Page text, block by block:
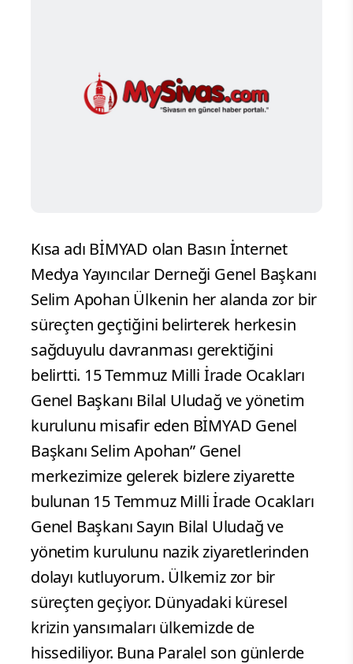
Kısa adı BİMYAD olan Basın İnternet
Medya Yayıncılar Derneği Genel Başkanı
Selim Apohan Ülkenin her alanda zor bir
süreçten geçtiğini belirterek herkesin
sağduyulu davranması gerektiğini
belirtti. 15 Temmuz Milli İrade Ocakları
Genel Başkanı Bilal Uludağ ve yönetim
kurulunu misafir eden BİMYAD Genel
Başkanı Selim Apohan” Genel
merkezimize gelerek bizlere ziyarette
bulunan 15 Temmuz Milli İrade Ocakları
Genel Başkanı Sayın Bilal Uludağ ve
yönetim kurulunu nazik ziyaretlerinden
dolayı kutluyorum. Ülkemiz zor bir
süreçten geçiyor. Dünyadaki küresel
krizin yansımaları ülkemizde de
hissediliyor. Buna Paralel son günlerde